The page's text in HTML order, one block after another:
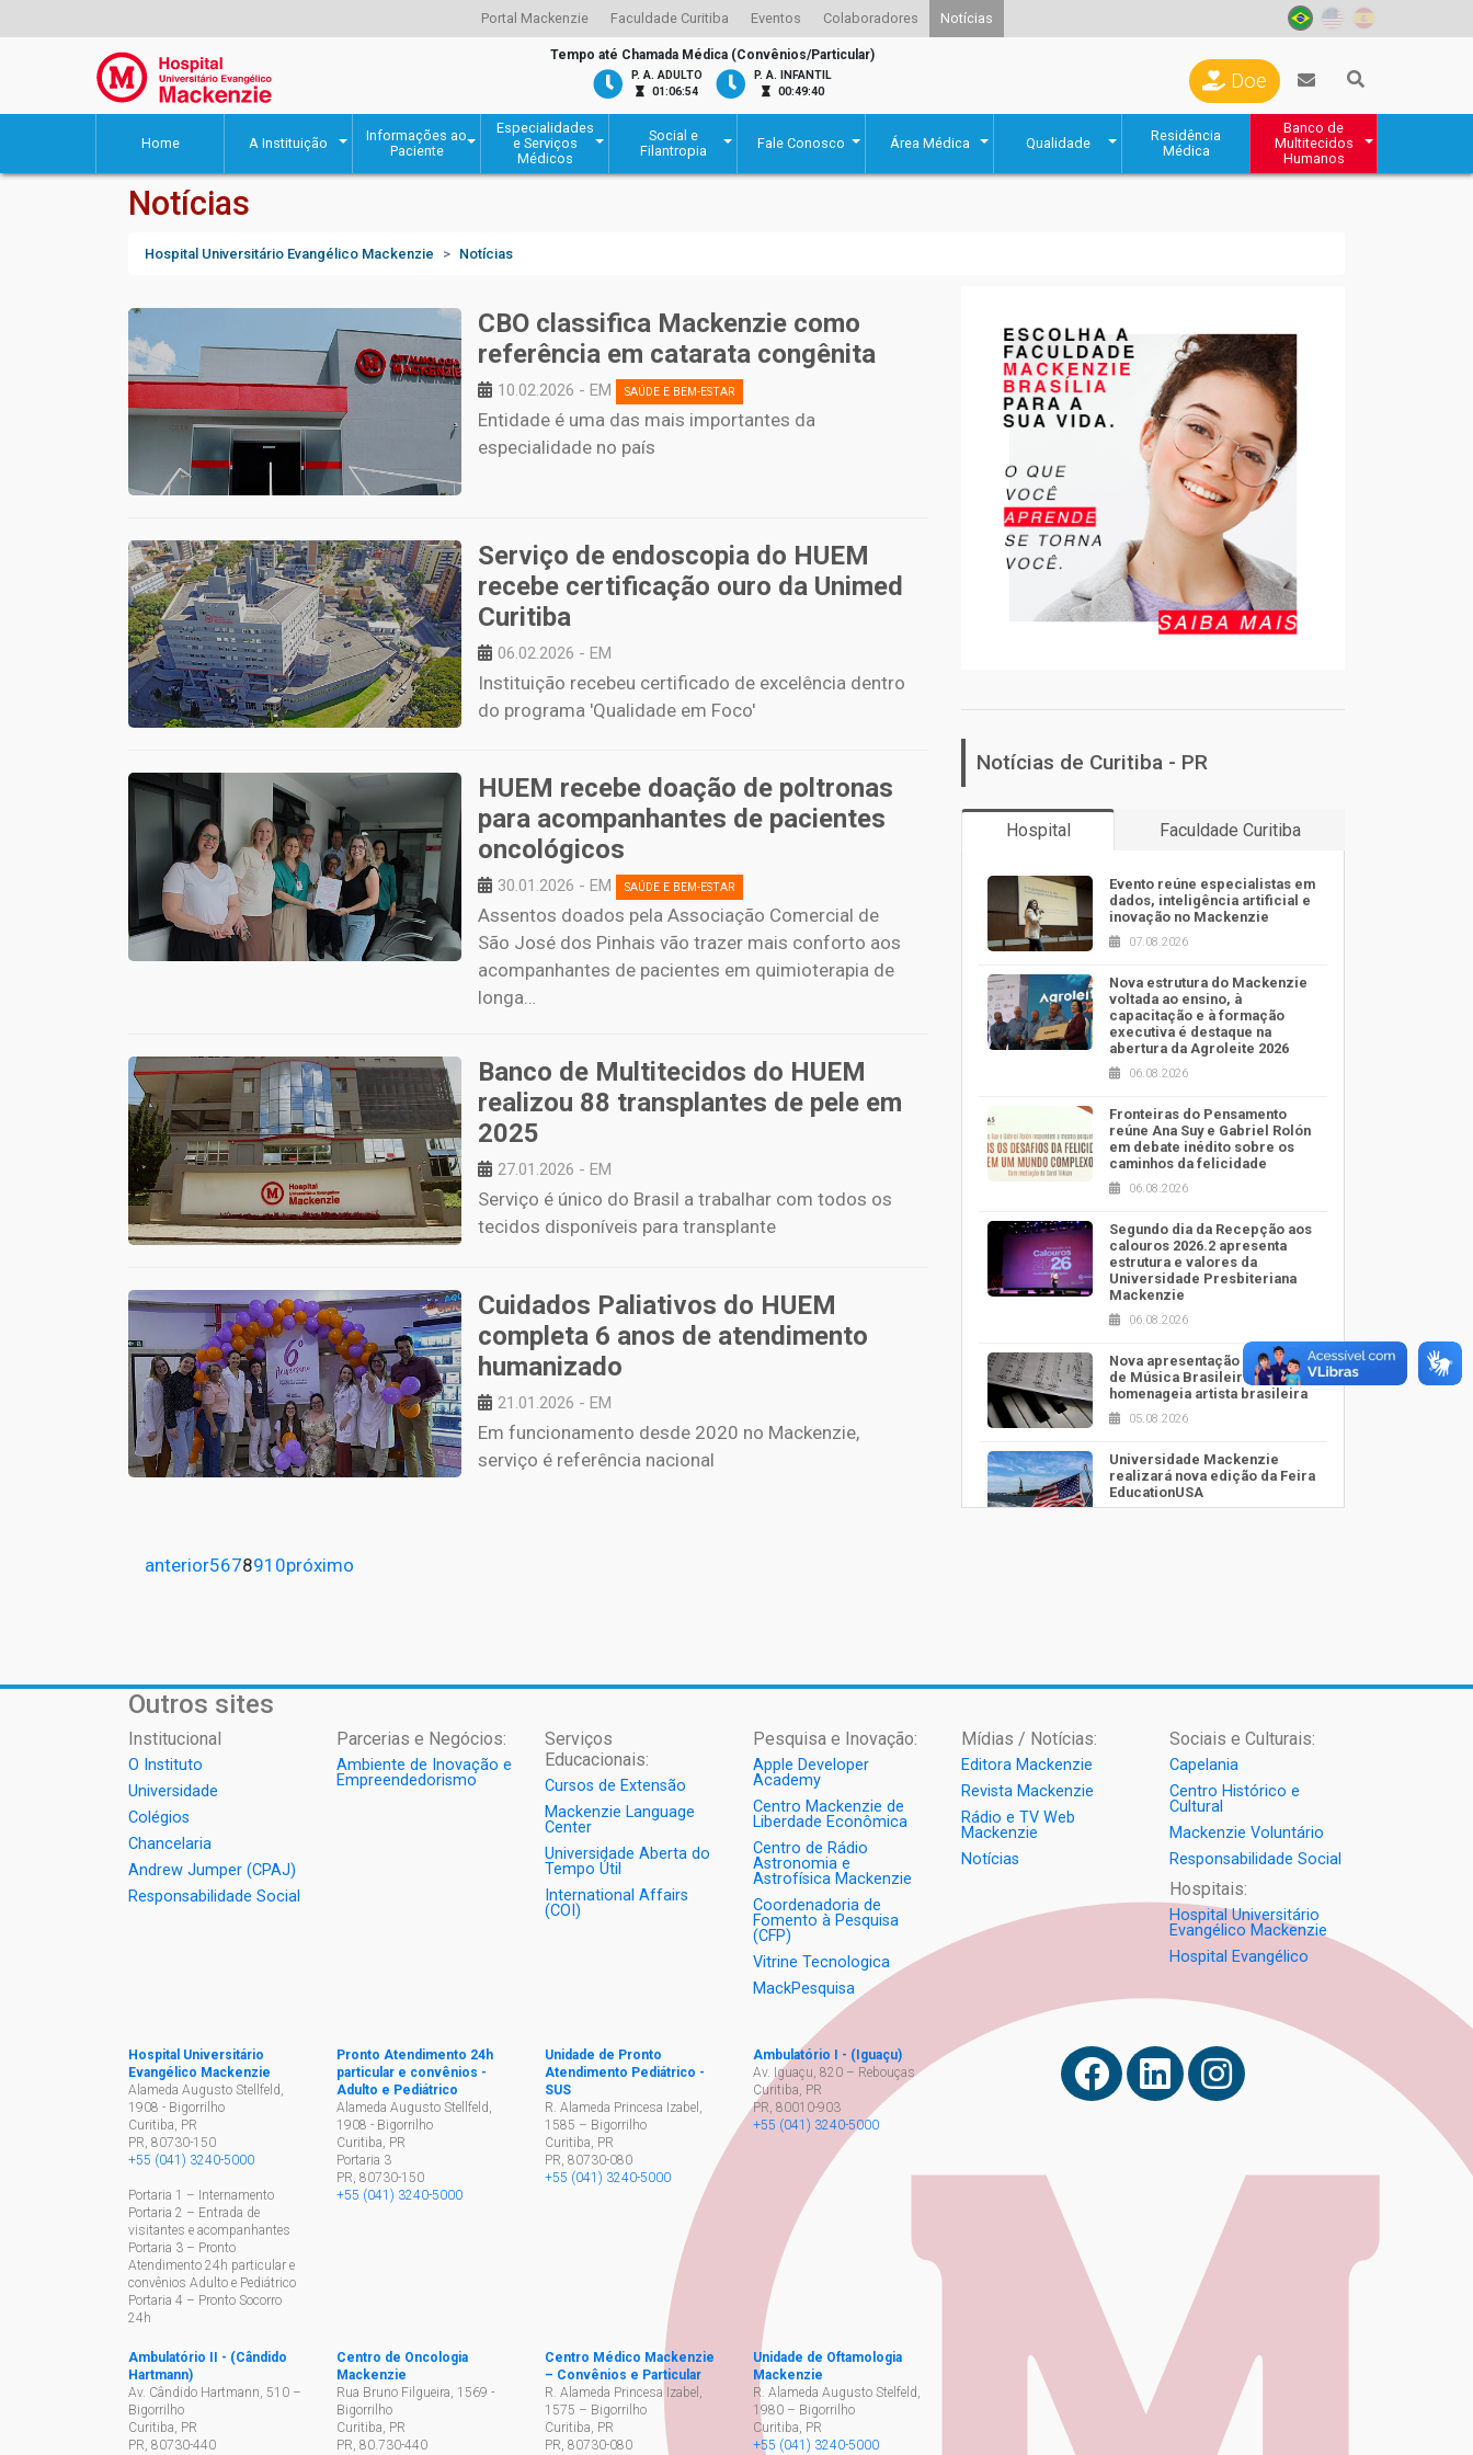
Portal Mackenzie Faculdade Curitiba Eventos Colaboradores Notícias
Tempo até Chamada Médica (Convênios/Particular)
P. A. ADULTO
01:06:54
P. A. INFANTIL
00:49:40
Doe
Home A Instituição
Informações ao
Paciente
Especialidades
e Serviços
Médicos
Social e
Filantropia
Fale Conosco Área Médica Qualidade
Residência
Médica
Banco de
Multitecidos
Humanos
Notícias
Hospital Universitário Evangélico Mackenzie Notícias
CBO classifica Mackenzie como
referência em catarata congênita
10.02.2026 - EM SAÚDE E BEM-ESTAR
Entidade é uma das mais importantes da
especialidade no país
Serviço de endoscopia do HUEM
recebe certificação ouro da Unimed
Curitiba
06.02.2026 - EM
Instituição recebeu certificado de excelência dentro
do programa 'Qualidade em Foco'
HUEM recebe doação de poltronas
para acompanhantes de pacientes
oncológicos
30.01.2026 - EM SAÚDE E BEM-ESTAR
Assentos doados pela Associação Comercial de
São José dos Pinhais vão trazer mais conforto aos
acompanhantes de pacientes em quimioterapia de
longa…
Banco de Multitecidos do HUEM
realizou 88 transplantes de pele em
2025
27.01.2026 - EM
Serviço é único do Brasil a trabalhar com todos os
tecidos disponíveis para transplante
Cuidados Paliativos do HUEM
completa 6 anos de atendimento
humanizado
21.01.2026 - EM
Em funcionamento desde 2020 no Mackenzie,
serviço é referência nacional
anterior5678910próximo
Notícias de Curitiba - PR
Hospital Faculdade Curitiba
Evento reúne especialistas em
dados, inteligência artificial e
inovação no Mackenzie
07.08.2026
Nova estrutura do Mackenzie
voltada ao ensino, à
capacitação e à formação
executiva é destaque na
abertura da Agroleite 2026
06.08.2026
Fronteiras do Pensamento
reúne Ana Suy e Gabriel Rolón
em debate inédito sobre os
caminhos da felicidade
06.08.2026
Segundo dia da Recepção aos
calouros 2026.2 apresenta
estrutura e valores da
Universidade Presbiteriana
Mackenzie
06.08.2026
Nova apresentação do Centro
de Música Brasileira
homenageia artista brasileira
05.08.2026
Universidade Mackenzie
realizará nova edição da Feira
EducationUSA
semestre de 2026
Como o Colégio Mackenzie
Brasília prepara seus
estudantes para o PAS antes
mesmo do Ensino Médio
04.08.2026
Como os pais podem investir
na educação dos filhos além
da escola
04.08.2026
Outros sites
Institucional
O Instituto
Universidade
Colégios
Chancelaria
Andrew Jumper (CPAJ)
Responsabilidade Social
Parcerias e Negócios:
Ambiente de Inovação e
Empreendedorismo
Serviços
Educacionais:
Cursos de Extensão
Mackenzie Language
Center
Universidade Aberta do
Tempo Útil
International Affairs
(COI)
Pesquisa e Inovação:
Apple Developer
Academy
Centro Mackenzie de
Liberdade Econômica
Centro de Rádio
Astronomia e
Astrofísica Mackenzie
Coordenadoria de
Fomento à Pesquisa
(CFP)
Vitrine Tecnologica
MackPesquisa
Mídias / Notícias:
Editora Mackenzie
Revista Mackenzie
Rádio e TV Web
Mackenzie
Notícias
Sociais e Culturais:
Capelania
Centro Histórico e
Cultural
Mackenzie Voluntário
Responsabilidade Social
Hospitais:
Hospital Universitário
Evangélico Mackenzie
Hospital Evangélico
Hospital Universitário
Evangélico Mackenzie
Alameda Augusto Stellfeld,
1908 - Bigorrilho
Curitiba, PR
PR, 80730-150
+55 (041) 3240-5000
Portaria 1 – Internamento
Portaria 2 – Entrada de
visitantes e acompanhantes
Portaria 3 – Pronto
Atendimento 24h particular e
convênios Adulto e Pediátrico
Portaria 4 – Pronto Socorro
24h
Pronto Atendimento 24h
particular e convênios -
Adulto e Pediátrico
Alameda Augusto Stellfeld,
1908 - Bigorrilho
Curitiba, PR
Portaria 3
PR, 80730-150
+55 (041) 3240-5000
Unidade de Pronto
Atendimento Pediátrico -
SUS
R. Alameda Princesa Izabel,
1585 – Bigorrilho
Curitiba, PR
PR, 80730-080
+55 (041) 3240-5000
Ambulatório I - (Iguaçu)
Av. Iguaçu, 820 – Rebouças
Curitiba, PR
PR, 80010-903
+55 (041) 3240-5000
Ambulatório II - (Cândido
Hartmann)
Av. Cândido Hartmann, 510 –
Bigorrilho
Curitiba, PR
PR, 80730-440
Centro de Oncologia
Mackenzie
Rua Bruno Filgueira, 1569 -
Bigorrilho
Curitiba, PR
PR, 80.730-440
Centro Médico Mackenzie
– Convênios e Particular
R. Alameda Princesa Izabel,
1575 – Bigorrilho
Curitiba, PR
PR, 80730-080
Unidade de Oftamologia
Mackenzie
R. Alameda Augusto Stelfeld,
1980 – Bigorrilho
Curitiba, PR
+55 (041) 3240-5000